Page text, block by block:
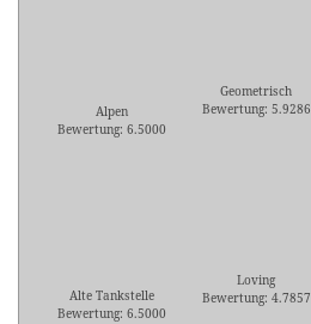
Alpen
Bewertung: 6.5000
Geometrisch
Bewertung: 5.9286
Alte Tankstelle
Bewertung: 6.5000
Loving
Bewertung: 4.7857